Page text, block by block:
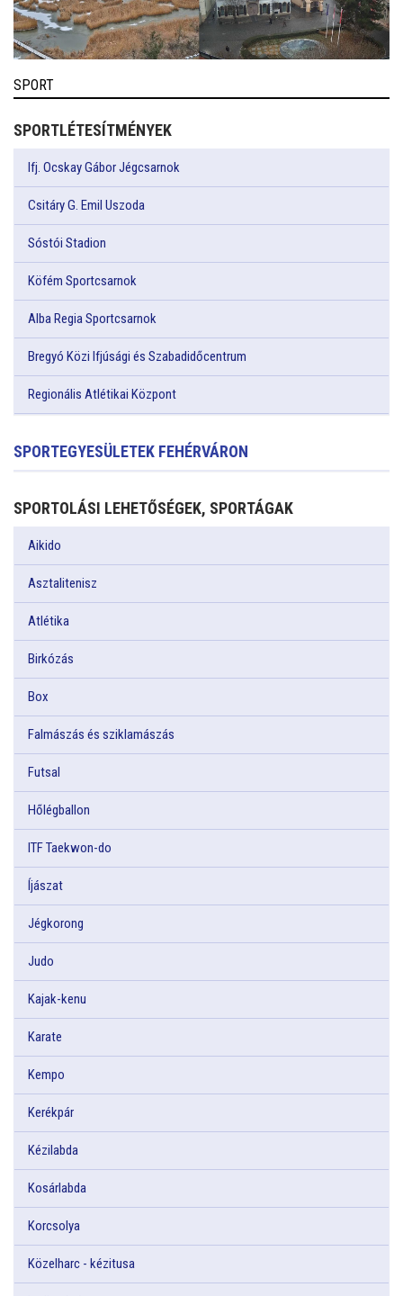
SPORT
SPORTLÉTESÍTMÉNYEK
Ifj. Ocskay Gábor Jégcsarnok
Csitáry G. Emil Uszoda
Sóstói Stadion
Köfém Sportcsarnok
Alba Regia Sportcsarnok
Bregyó Közi Ifjúsági és Szabadidőcentrum
Regionális Atlétikai Központ
SPORTEGYESÜLETEK FEHÉRVÁRON
SPORTOLÁSI LEHETŐSÉGEK, SPORTÁGAK
Aikido
Asztalitenisz
Atlétika
Birkózás
Box
Falmászás és sziklamászás
Futsal
Hőlégballon
ITF Taekwon-do
Íjászat
Jégkorong
Judo
Kajak-kenu
Karate
Kempo
Kerékpár
Kézilabda
Kosárlabda
Korcsolya
Közelharc - kézitusa